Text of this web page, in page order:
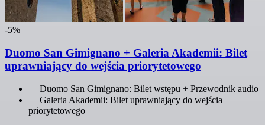
-5%
Duomo San Gimignano + Galeria Akademii: Bilet
uprawniający do wejścia priorytetowego
Duomo San Gimignano: Bilet wstępu + Przewodnik audio
Galeria Akademii: Bilet uprawniający do wejścia
priorytetowego